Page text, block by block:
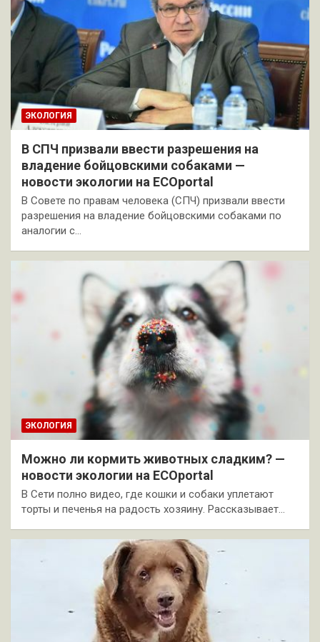
ЭКОЛОГИЯ
В СПЧ призвали ввести разрешения на
владение бойцовскими собаками —
новости экологии на ECOportal
В Совете по правам человека (СПЧ) призвали ввести
разрешения на владение бойцовскими собаками по
аналогии с…
ЭКОЛОГИЯ
Можно ли кормить животных сладким? —
новости экологии на ECOportal
В Сети полно видео, где кошки и собаки уплетают
торты и печенья на радость хозяину. Рассказывает…